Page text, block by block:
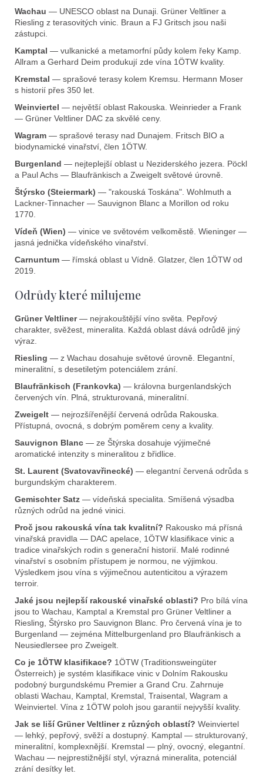
ý
p
s
u
Wachau — UNESCO oblast na Dunaji. Grüner Veltliner a
Riesling z terasovitých vinic. Braun a FJ Gritsch jsou naši
zástupci.
Kamptal — vulkanické a metamorfní půdy kolem řeky Kamp.
Allram a Gerhard Deim produkují zde vína 1ÖTW kvality.
Kremstal — sprašové terasy kolem Kremsu. Hermann Moser
s historií přes 350 let.
Weinviertel — největší oblast Rakouska. Weinrieder a Frank
— Grüner Veltliner DAC za skvělé ceny.
Wagram — sprašové terasy nad Dunajem. Fritsch BIO a
biodynamické vinařství, člen 1ÖTW.
Burgenland — nejteplejší oblast u Neziderského jezera. Pöckl
a Paul Achs — Blaufränkisch a Zweigelt světové úrovně.
Štýrsko (Steiermark) — "rakouská Toskána". Wohlmuth a
Lackner-Tinnacher — Sauvignon Blanc a Morillon od roku
1770.
Vídeň (Wien) — vinice ve světovém velkoměstě. Wieninger —
jasná jednička vídeňského vinařství.
Carnuntum — římská oblast u Vídně. Glatzer, člen 1ÖTW od
2019.
Odrůdy které milujeme
Grüner Veltliner— nejrakouštější víno světa. Pepřový
charakter, svěžest, mineralita. Každá oblast dává odrůdě jiný
výraz.
Riesling — z Wachau dosahuje světové úrovně. Elegantní,
mineralitní, s desetiletým potenciálem zrání.
Blaufränkisch (Frankovka) — královna burgenlandských
červených vín. Plná, strukturovaná, mineralitní.
Zweigelt — nejrozšířenější červená odrůda Rakouska.
Přístupná, ovocná, s dobrým poměrem ceny a kvality.
Sauvignon Blanc — ze Štýrska dosahuje výjimečné
aromatické intenzity s mineralitou z břidlice.
St. Laurent (Svatovavřinecké) — elegantní červená odrůda s
burgundským charakterem.
Gemischter Satz — vídeňská specialita. Smíšená výsadba
různých odrůd na jedné vinici.
Proč jsou rakouská vína tak kvalitní? Rakousko má přísná
vinařská pravidla — DAC apelace, 1ÖTW klasifikace vinic a
tradice vinařských rodin s generační historií. Malé rodinné
vinařství s osobním přístupem je normou, ne výjimkou.
Výsledkem jsou vína s výjimečnou autenticitou a výrazem
terroir.
Jaké jsou nejlepší rakouské vinařské oblasti? Pro bílá vína
jsou to Wachau, Kamptal a Kremstal pro Grüner Veltliner a
Riesling, Štýrsko pro Sauvignon Blanc. Pro červená vína je to
Burgenland — zejména Mittelburgenland pro Blaufränkisch a
Neusiedlersee pro Zweigelt.
Co je 1ÖTW klasifikace? 1ÖTW (Traditionsweingüter
Österreich) je systém klasifikace vinic v Dolním Rakousku
podobný burgundskému Premier a Grand Cru. Zahrnuje
oblasti Wachau, Kamptal, Kremstal, Traisental, Wagram a
Weinviertel. Vína z 1ÖTW poloh jsou garantií nejvyšší kvality.
Jak se liší Grüner Veltliner z různých oblastí? Weinviertel
— lehký, pepřový, svěží a dostupný. Kamptal — strukturovaný,
mineralitní, komplexnější. Kremstal — plný, ovocný, elegantní.
Wachau — nejprestižnější styl, výrazná mineralita, potenciál
zrání desítky let.